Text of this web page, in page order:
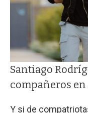
Santiago
compañeros en
Y si de